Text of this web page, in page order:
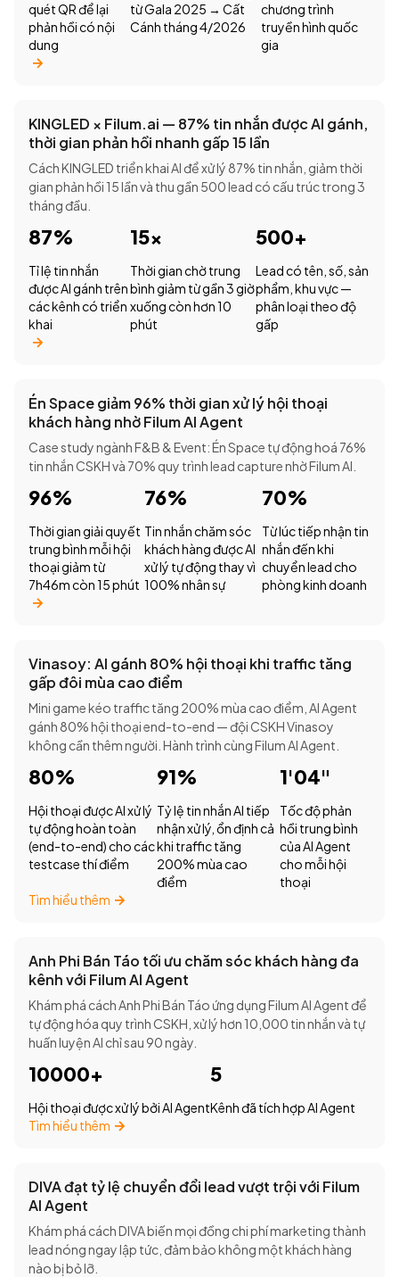
quét QR để lại
phản hồi có nội
dung
từ Gala 2025 → Cất
Cánh tháng 4/2026
chương trình
truyền hình quốc
gia
KINGLED × Filum.ai — 87% tin nhắn được AI gánh,
thời gian phản hồi nhanh gấp 15 lần
Cách KINGLED triển khai AI để xử lý 87% tin nhắn, giảm thời
gian phản hồi 15 lần và thu gần 500 lead có cấu trúc trong 3
tháng đầu.
87%
Tỉ lệ tin nhắn
được AI gánh trên
các kênh có triển
khai
15×
Thời gian chờ trung
bình giảm từ gần 3 giờ
xuống còn hơn 10
phút
500+
Lead có tên, số, sản
phẩm, khu vực —
phân loại theo độ
gấp
Én Space giảm 96% thời gian xử lý hội thoại
khách hàng nhờ Filum AI Agent
Case study ngành F&B & Event: Én Space tự động hoá 76%
tin nhắn CSKH và 70% quy trình lead capture nhờ Filum AI.
96%
Thời gian giải quyết
trung bình mỗi hội
thoại giảm từ
7h46m còn 15 phút
76%
Tin nhắn chăm sóc
khách hàng được AI
xử lý tự động thay vì
100% nhân sự
70%
Từ lúc tiếp nhận tin
nhắn đến khi
chuyển lead cho
phòng kinh doanh
Vinasoy: AI gánh 80% hội thoại khi traffic tăng
gấp đôi mùa cao điểm
Mini game kéo traffic tăng 200% mùa cao điểm, AI Agent
gánh 80% hội thoại end-to-end — đội CSKH Vinasoy
không cần thêm người. Hành trình cùng Filum AI Agent.
80%
Hội thoại được AI xử lý
tự động hoàn toàn
(end-to-end) cho các
testcase thí điểm
91%
Tỷ lệ tin nhắn AI tiếp
nhận xử lý, ổn định cả
khi traffic tăng
200% mùa cao
điểm
1'04"
Tốc độ phản
hồi trung bình
của AI Agent
cho mỗi hội
thoại
Tìm hiểu thêm
Anh Phi Bán Táo tối ưu chăm sóc khách hàng đa
kênh với Filum AI Agent
Khám phá cách Anh Phi Bán Táo ứng dụng Filum AI Agent để
tự động hóa quy trình CSKH, xử lý hơn 10,000 tin nhắn và tự
huấn luyện AI chỉ sau 90 ngày.
10000+
Hội thoại được xử lý bởi AI Agent
5
Kênh đã tích hợp AI Agent
Tìm hiểu thêm
DIVA đạt tỷ lệ chuyển đổi lead vượt trội với Filum
AI Agent
Khám phá cách DIVA biến mọi đồng chi phí marketing thành
lead nóng ngay lập tức, đảm bảo không một khách hàng
nào bị bỏ lỡ.